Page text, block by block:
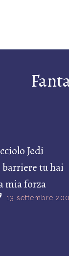
Jedi
tu hai
mia forza
13 settembre